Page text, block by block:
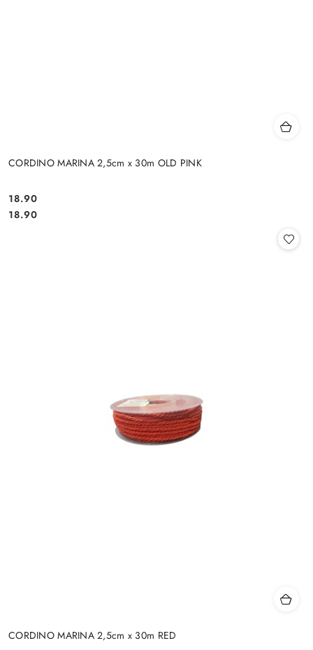
CORDINO MARINA 2,5cm x 30m OLD PINK
Cena:
18.90
Cena:
18.90
CORDINO MARINA 2,5cm x 30m RED